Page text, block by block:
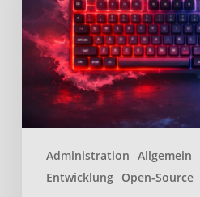
Administration Allgemein
Entwicklung Open-Source
Keyboard-
Remapper
für
effizienteres
tippen